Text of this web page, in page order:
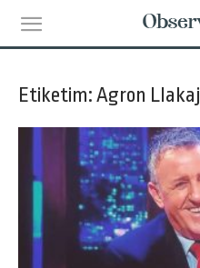
Etiketim: Agron Llakaj